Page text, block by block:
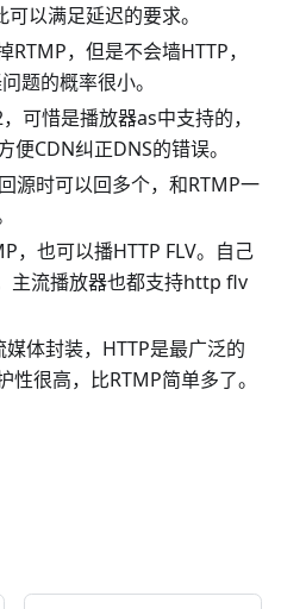
以满足延迟的要求。
，但是不会墙HTTP，
题的概率很小。
可惜是播放器as中支持的，
便CDN纠正DNS的错误。
源时可以回多个，和RTMP一
，也可以播HTTP FLV。自己
主流播放器也都支持http flv
体封装，HTTP是最广泛的
很高，比RTMP简单多了。